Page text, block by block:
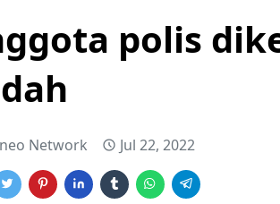
polis
Network Jul 22, 2022